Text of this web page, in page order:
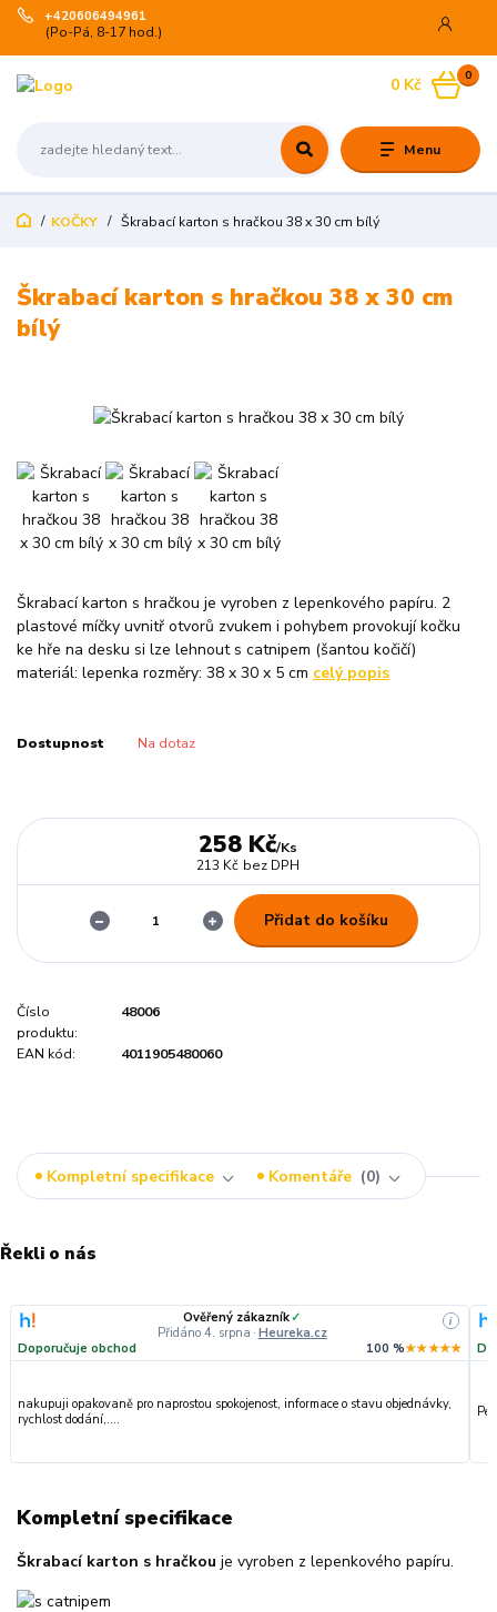
Menu
+420606494961
(Po-Pá, 8-17 hod.)
0
0 Kč
KOČKY Škrabací karton s hračkou 38 x 30 cm bílý
Škrabací karton s hračkou 38 x 30 cm
bílý
Škrabací karton s hračkou je vyroben z lepenkového papíru. 2
plastové míčky uvnitř otvorů zvukem i pohybem provokují kočku
ke hře na desku si lze lehnout s catnipem (šantou kočičí)
materiál: lepenka rozměry: 38 x 30 x 5 cm celý popis
Dostupnost Na dotaz
258 Kč/Ks
213 Kč bez DPH
Přidat do košíku
Číslo
produktu:
48006
EAN kód: 4011905480060
Kompletní specifikace Komentáře 0
Řekli o nás
Ověřený zákazník✓
Přidáno 4. srpna · Heureka.cz
i
Doporučuje obchod 100 %★★★★★
nakupuji opakovaně pro naprostou spokojenost, informace o stavu objednávky,
rychlost dodání,....
Kompletní specifikace
Škrabací karton s hračkou je vyroben z lepenkového papíru.